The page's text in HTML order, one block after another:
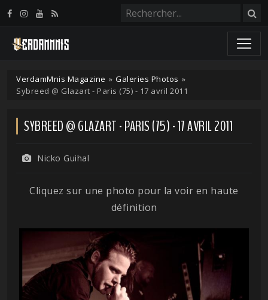
VerdamMnis Magazine » Galeries Photos »
Sybreed @ Glazart - Paris (75) - 17 avril 2011
SYBREED @ GLAZART - PARIS (75) - 17 AVRIL 2011
Nicko Guihal
Cliquez sur une photo pour la voir en haute
définition
Panneau de gestion des cookies